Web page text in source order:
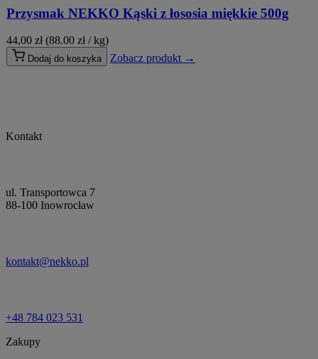
Przysmak NEKKO Kąski z łososia miękkie 500g
44,00 zł (88.00 zł / kg)
Dodaj do koszyka Zobacz produkt →
Kontakt
ul. Transportowca 7
88-100 Inowrocław
kontakt@nekko.pl
+48 784 023 531
Zakupy